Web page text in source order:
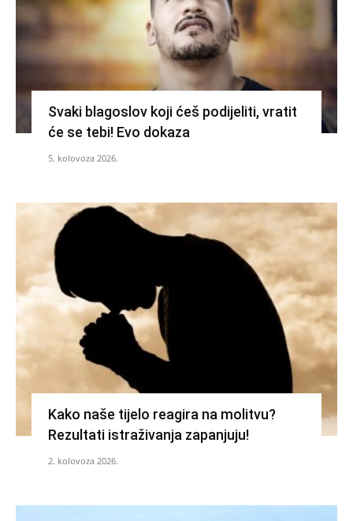
Svaki blagoslov koji ćeš podijeliti, vratit
će se tebi! Evo dokaza
5. kolovoza 2026.
Kako naše tijelo reagira na molitvu?
Rezultati istraživanja zapanjuju!
2. kolovoza 2026.